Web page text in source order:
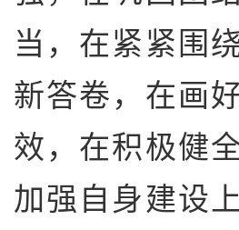
当，在紧紧围
新答卷，在画
效，在积极健
加强自身建设